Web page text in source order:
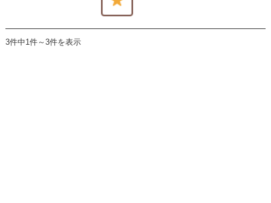
3件中1件～3件を表示